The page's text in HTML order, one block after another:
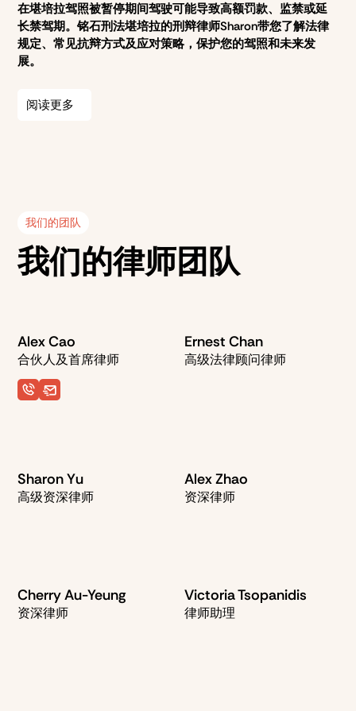
在堪培拉驾照被暂停期间驾驶可能导致高额罚款、监禁或延
长禁驾期。铭石刑法堪培拉的刑辩律师Sharon带您了解法律
规定、常见抗辩方式及应对策略，保护您的驾照和未来发
展。
阅读更多
我们的团队
我们的律师团队
Alex Cao
合伙人及首席律师
Ernest Chan
高级法律顾问律师
Sharon Yu
高级资深律师
Alex Zhao
资深律师
Cherry Au-Yeung
资深律师
Victoria Tsopanidis
律师助理